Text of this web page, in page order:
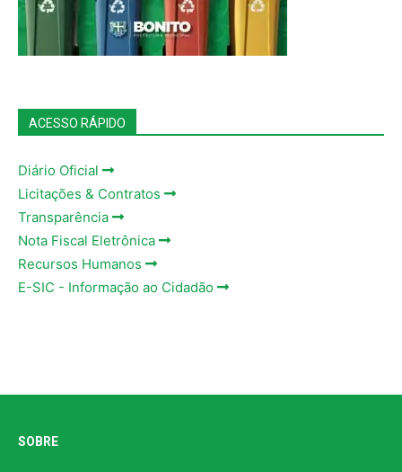
ACESSO RÁPIDO
Diário Oficial
Licitações & Contratos
Transparência
Nota Fiscal Eletrônica
Recursos Humanos
E-SIC - Informação ao Cidadão
SOBRE